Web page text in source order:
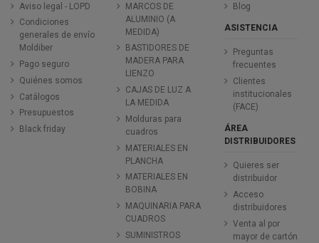
Aviso legal - LOPD
Condiciones
generales de envío
Moldiber
Pago seguro
Quiénes somos
Catálogos
Presupuestos
Black friday
MARCOS DE
ALUMINIO (A
MEDIDA)
BASTIDORES DE
MADERA PARA
LIENZO
CAJAS DE LUZ A
LA MEDIDA
Molduras para
cuadros
MATERIALES EN
PLANCHA
MATERIALES EN
BOBINA
MAQUINARIA PARA
CUADROS
SUMINISTROS
Blog
ASISTENCIA
Preguntas
frecuentes
Clientes
institucionales
(FACE)
ÁREA
DISTRIBUIDORES
Quieres ser
distribuidor
Acceso
distribuidores
Venta al por
mayor de cartón